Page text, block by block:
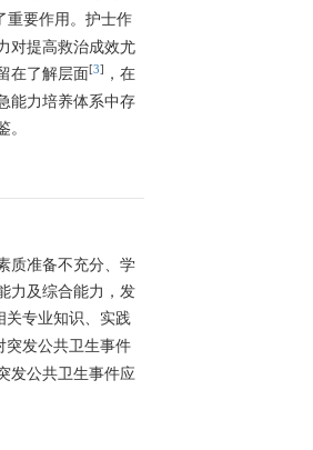
重要作用。护士作
对提高救治成效尤
在了解层面[3]
，在
能力培养体系中存
。
质准备不充分、学
力及综合能力，发
关专业知识、实践
突发公共卫生事件
发公共卫生事件应